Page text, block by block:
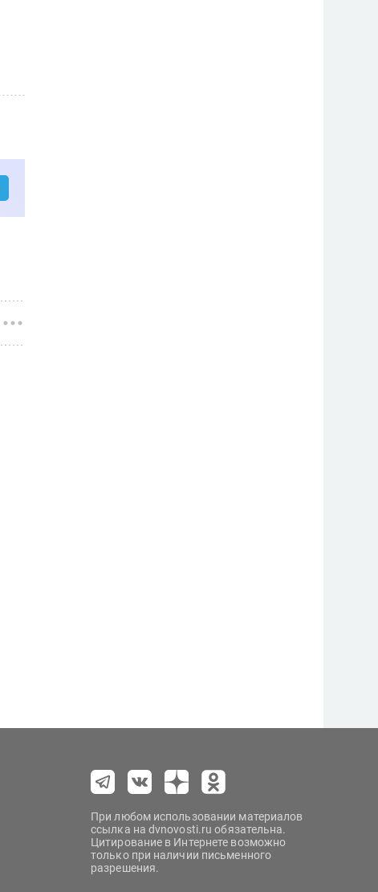
При любом использовании материалов
ссылка на dvnovosti.ru обязательна.
Цитирование в Интернете возможно
только при наличии письменного
разрешения.